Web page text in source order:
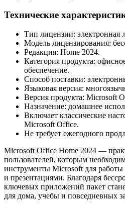
Технические
Тип лицензии: электронная
Модель лицензирования:
Редакция: Home 2024.
Категория продукта:
обеспечение.
Способ поставки:
Языковая версия:
Версия продукта: Microsoft
Назначение: домашнее
Включает классические
Microsoft Office.
Не требует ежегодного
Microsoft Office Home 2024 —
пользователей, которым
инструменты Microsoft для
и презентациями. Благодаря
ключевых приложений пакет
для дома, учебы и повседневных